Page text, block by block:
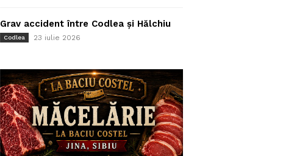
Grav accident între Codlea și Hălchiu
Codlea 23 iulie 2026